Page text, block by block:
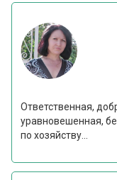
Ответственная,
уравновешенная,
по хозяйству...